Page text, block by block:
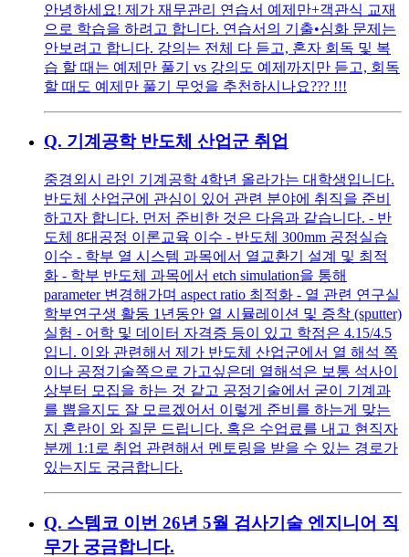
안녕하세요! 제가 재무관리 연습서 예제만+객관식 교재
으로 학습을 하려고 합니다. 연습서의 기출•심화 문제는
안보려고 합니다. 강의는 전체 다 듣고, 혼자 회독 및 복
습 할 때는 예제만 풀기 vs 강의도 예제까지만 듣고, 회독
할 때도 예제만 풀기 무엇을 추천하시나요??? !!!
Q. 기계공학 반도체 산업군 취업
중경외시 라인 기계공학 4학년 올라가는 대학생입니다.
반도체 산업군에 관심이 있어 관련 분야에 취직을 준비
하고자 합니다. 먼저 준비한 것은 다음과 같습니다. - 반
도체 8대공정 이론교육 이수 - 반도체 300mm 공정실습
이수 - 학부 열 시스템 과목에서 열교환기 설계 및 최적
화 - 학부 반도체 과목에서 etch simulation을 통해
parameter 변경해가며 aspect ratio 최적화 - 열 관련 연구실
학부연구생 활동 1년동안 열 시뮬레이션 및 증착 (sputter)
실험 - 어학 및 데이터 자격증 등이 있고 학점은 4.15/4.5
입니. 이와 관련해서 제가 반도체 산업군에서 열 해석 쪽
이나 공정기술쪽으로 가고싶은데 열해석은 보통 석사이
상부터 모집을 하는 것 같고 공정기술에서 굳이 기계과
를 뽑을지도 잘 모르겠어서 이렇게 준비를 하는게 맞는
지 혼란이 와 질문 드립니다. 혹은 수업료를 내고 현직자
분께 1:1로 취업 관련해서 멘토링을 받을 수 있는 경로가
있는지도 궁금합니다.
Q. 스템코 이번 26년 5월 검사기술 엔지니어 직
무가 궁금합니다.